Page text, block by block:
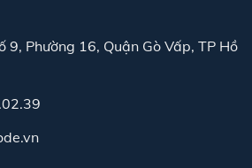
Phường 16, Quận Gò Vấp, TP Hồ